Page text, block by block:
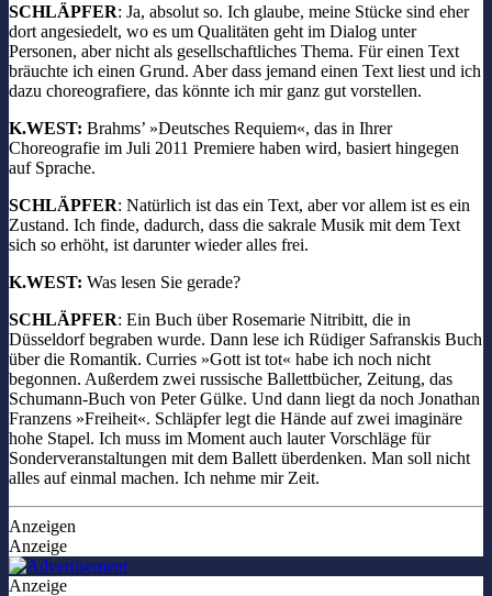
SCHLÄPFER: Ja, absolut so. Ich glaube, meine Stücke sind eher
dort angesiedelt, wo es um Qualitäten geht im Dialog unter
Personen, aber nicht als gesellschaftliches Thema. Für einen Text
bräuchte ich einen Grund. Aber dass jemand einen Text liest und ich
dazu choreografiere, das könnte ich mir ganz gut vorstellen.
K.WEST: Brahms’ »Deutsches Requiem«, das in Ihrer
Choreografie im Juli 2011 Premiere haben wird, basiert hingegen
auf Sprache.
SCHLÄPFER: Natürlich ist das ein Text, aber vor allem ist es ein
Zustand. Ich finde, dadurch, dass die sakrale Musik mit dem Text
sich so erhöht, ist darunter wieder alles frei.
K.WEST: Was lesen Sie gerade?
SCHLÄPFER: Ein Buch über Rosemarie Nitribitt, die in
Düsseldorf begraben wurde. Dann lese ich Rüdiger Safranskis Buch
über die Romantik. Curries »Gott ist tot« habe ich noch nicht
begonnen. Außerdem zwei russische Ballettbücher, Zeitung, das
Schumann-Buch von Peter Gülke. Und dann liegt da noch Jonathan
Franzens »Freiheit«. Schläpfer legt die Hände auf zwei imaginäre
hohe Stapel. Ich muss im Moment auch lauter Vorschläge für
Sonderveranstaltungen mit dem Ballett überdenken. Man soll nicht
alles auf einmal machen. Ich nehme mir Zeit.
Anzeigen
Anzeige
Anzeige